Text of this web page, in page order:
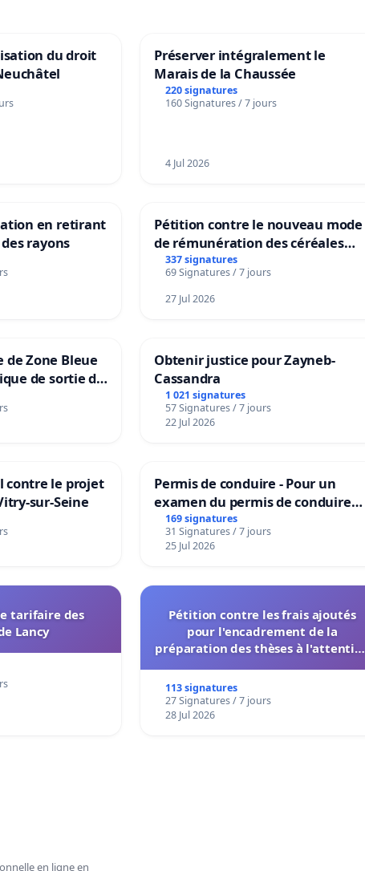
du droit
Préserver intégralement le
Marais de la Chaussée
220 signatures
160 Signatures / 7 jours
4 Jul 2026
en retirant
rayons
Pétition contre le nouveau mode
de rémunération des céréales
panifiables de Swiss granum basé
sur la teneur en protéines
337 signatures
69 Signatures / 7 jours
27 Jul 2026
Zone Bleue
de sortie de
Obtenir justice pour Zayneb-
Cassandra
1 021 signatures
57 Signatures / 7 jours
22 Jul 2026
contre le projet
sur-Seine
Permis de conduire - Pour un
examen du permis de conduire
accessible dans plusieurs langues
à Bruxelles
169 signatures
31 Signatures / 7 jours
25 Jul 2026
tarifaire des
Lancy
Pétition contre les frais ajoutés
pour l'encadrement de la
préparation des thèses à l'attention
décisionnelles de l'UIASS
113 signatures
27 Signatures / 7 jours
28 Jul 2026
en ligne en